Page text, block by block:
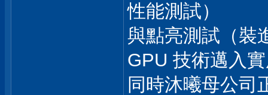
性能測試）
與點亮測試（裝
GPU 技術邁入
同時沐曦母公司